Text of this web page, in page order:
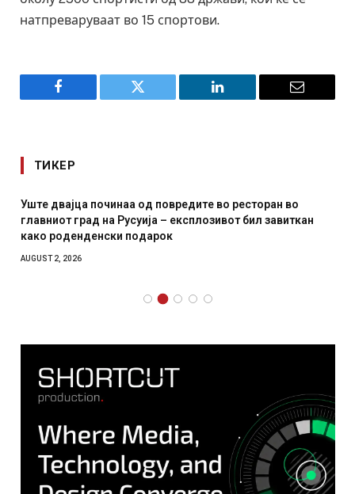
натпреваруваат во 15 спортови.
Facebook Twitter LinkedIn Email
ТИКЕР
Уште двајца починаа од повредите во ресторан во
главниот град на Русуија – експлозивот бил завиткан
како роденденски подарок
AUGUST 2, 2026